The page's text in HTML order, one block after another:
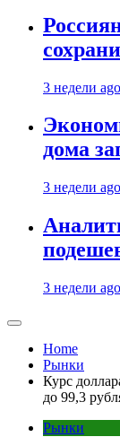
3 недели ago
дома
3 недели ago
3 недели ago
Home
Рынки
Курс
до 99,3
Рынки